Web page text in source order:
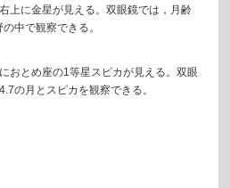
上に金星が見える。双眼鏡では，月齢
中で観察できる。
おとめ座の1等星スピカが見える。双眼
の月とスピカを観察できる。